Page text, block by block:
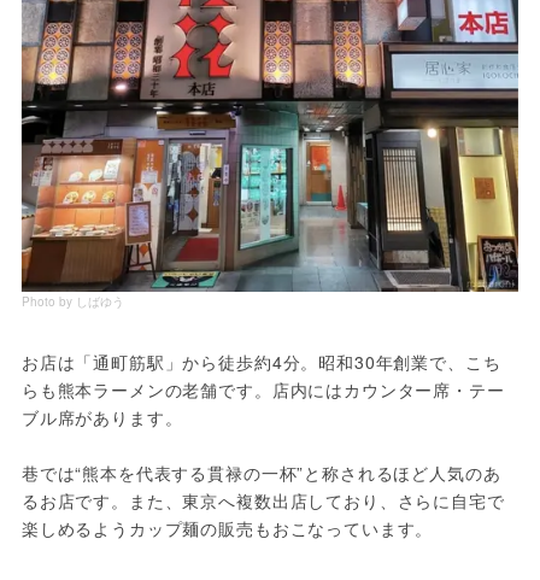
Photo by しばゆう
お店は「通町筋駅」から徒歩約4分。昭和30年創業で、こち
らも熊本ラーメンの老舗です。店内にはカウンター席・テー
ブル席があります。
巷では“熊本を代表する貫禄の一杯”と称されるほど人気のあ
るお店です。また、東京へ複数出店しており、さらに自宅で
楽しめるようカップ麺の販売もおこなっています。